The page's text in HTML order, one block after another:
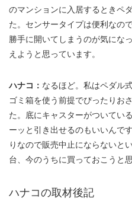
のマンションに入居するときペ
た。センサータイプは便利なの
勝手に開いてしまうのが気にな
えようと思っています。
ハナコ： なるほど。私はペダル
ゴミ箱を使う前提でぴったりお
た。底にキャスターがついてい
ーッと引き出せるのもいいんで
りなので販売中止にならないと
台、今のうちに買っておこうと
ハナコの取材後記